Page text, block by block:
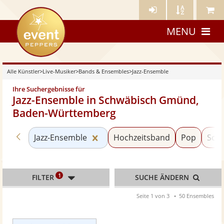
Künstler- Künstler Meine
eventpeppers
MENU
Alle Künstler>Live-Musiker>Bands & Ensembles>Jazz-Ensemble
Ihre Suchergebnisse für
Jazz-Ensemble in Schwäbisch Gmünd,
Baden-Württemberg
Zurück zu «Bands & Ensembles»
Jazz-Ensemble Kategorie «Jazz-Ensemble»
Hochzeitsband Pop
FILTER 1 SUCHE ÄNDERN
Seite 1 von 3 50 Ensembles